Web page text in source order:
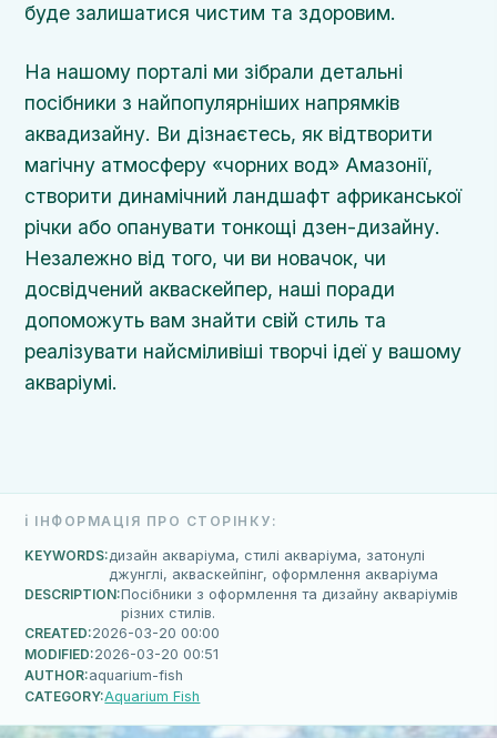
буде залишатися чистим та здоровим.
На нашому порталі ми зібрали детальні
посібники з найпопулярніших напрямків
аквадизайну. Ви дізнаєтесь, як відтворити
магічну атмосферу «чорних вод» Амазонії,
створити динамічний ландшафт африканської
річки або опанувати тонкощі дзен-дизайну.
Незалежно від того, чи ви новачок, чи
досвідчений акваскейпер, наші поради
допоможуть вам знайти свій стиль та
реалізувати найсміливіші творчі ідеї у вашому
акваріумі.
ℹ️ ІНФОРМАЦІЯ ПРО СТОРІНКУ:
KEYWORDS:дизайн акваріума, стилі акваріума, затонулі
джунглі, акваскейпінг, оформлення акваріума
DESCRIPTION:Посібники з оформлення та дизайну акваріумів
різних стилів.
CREATED:2026-03-20 00:00
MODIFIED:2026-03-20 00:51
AUTHOR:aquarium-fish
CATEGORY:Aquarium Fish